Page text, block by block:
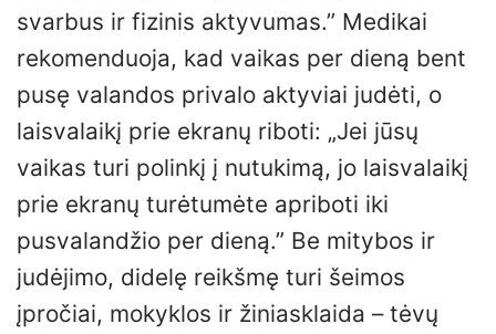
svarbus ir fizinis aktyvumas.” Medikai
rekomenduoja, kad vaikas per dieną bent
pusę valandos privalo aktyviai judėti, o
laisvalaikį prie ekranų riboti: „Jei jūsų
vaikas turi polinkį į nutukimą, jo laisvalaikį
prie ekranų turėtumėte apriboti iki
pusvalandžio per dieną.” Be mitybos ir
judėjimo, didelę reikšmę turi šeimos
įpročiai, mokyklos ir žiniasklaida – tėvų